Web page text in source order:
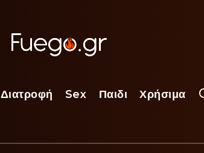
Διατροφή Sex Παιδι Χρήσιμα